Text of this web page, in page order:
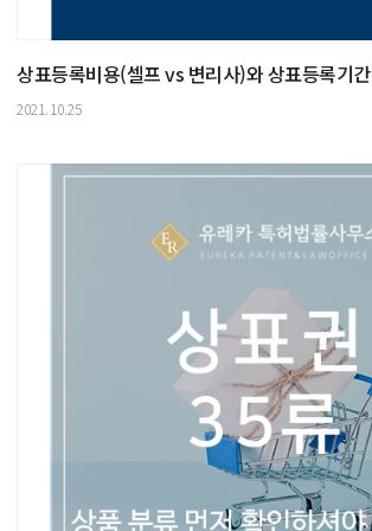
상표등록비용(셀프 vs 변리사)와 상표등록기간
2021.10.25